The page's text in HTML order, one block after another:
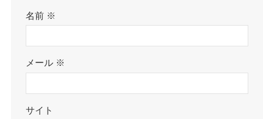
名前 ※
メール ※
サイト